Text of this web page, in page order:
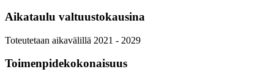
Aikataulu valtuustokausina
Toteutetaan aikavälillä 2021 - 2029
Toimenpidekokonaisuus